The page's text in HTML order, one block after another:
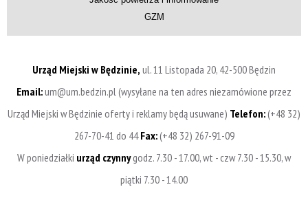
GZM
Urząd Miejski w Będzinie, ul. 11 Listopada 20, 42-500 Będzin
Email:um@um.bedzin.pl (wysyłane na ten adres niezamówione przez
Urząd Miejski w Będzinie oferty i reklamy będą usuwane) Telefon:(+48 32)
267-70-41 do 44Fax:(+48 32) 267-91-09
W poniedziałki urząd czynnygodz. 7.30 - 17.00, wt - czw 7.30 - 15.30, w
piątki 7.30 - 14.00